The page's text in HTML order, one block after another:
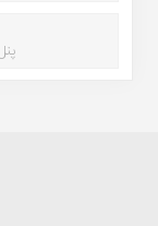
پنل